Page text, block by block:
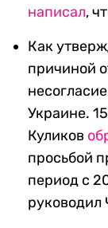
написал,
Как
причиной
Украине.
Куликов
просьбой
период с
руководил